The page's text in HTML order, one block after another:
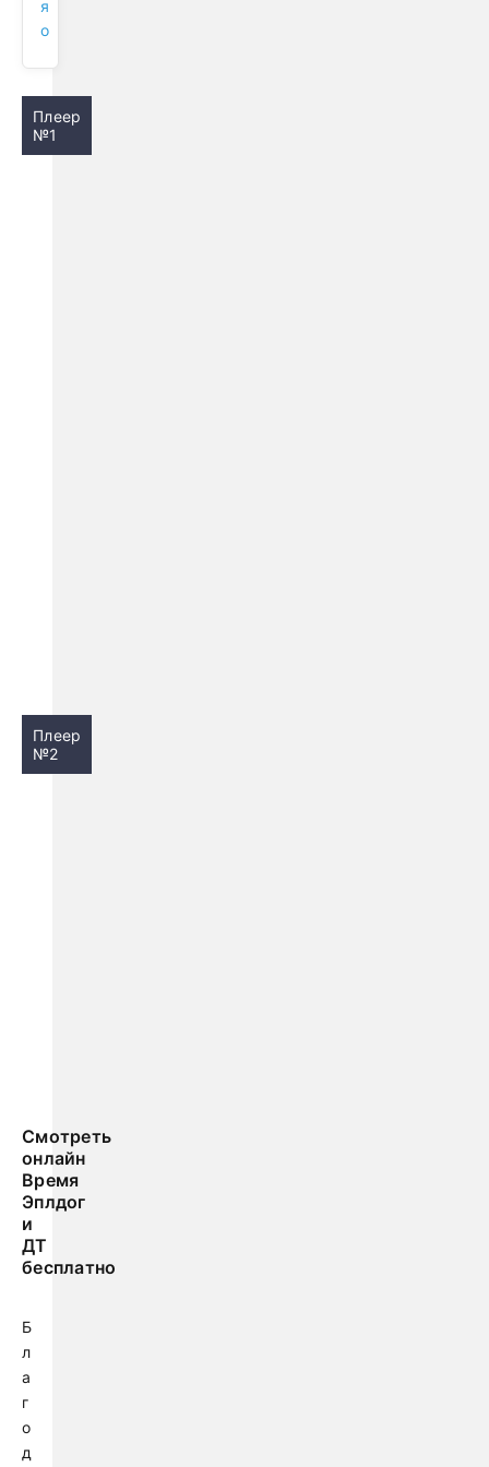
я
о
Плеер
№1
Плеер
№2
Смотреть
онлайн
Время
Эплдог
и
ДТ
бесплатно
Б
л
а
г
о
д